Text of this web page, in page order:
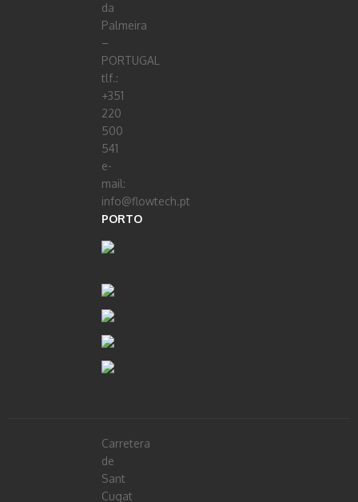
da
Palmeira
–
PORTUGAL
tlf.:
+351
220
500
541
e-
mail:
info@flowtech.pt
PORTO
Carretera
de
Sant
Cugat